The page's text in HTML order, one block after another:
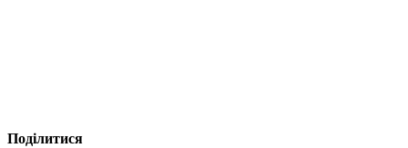
Поділитися